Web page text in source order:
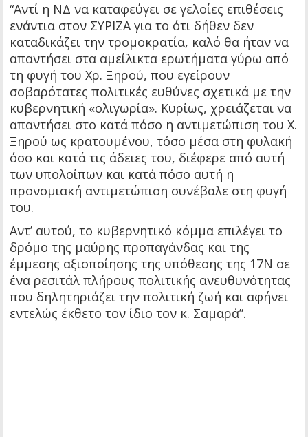
“Αντί η ΝΔ να καταφεύγει σε γελοίες επιθέσεις
ενάντια στον ΣΥΡΙΖΑ για το ότι δήθεν δεν
καταδικάζει την τρομοκρατία, καλό θα ήταν να
απαντήσει στα αμείλικτα ερωτήματα γύρω από
τη φυγή του Χρ. Ξηρού, που εγείρουν
σοβαρότατες πολιτικές ευθύνες σχετικά με την
κυβερνητική «ολιγωρία». Κυρίως, χρειάζεται να
απαντήσει στο κατά πόσο η αντιμετώπιση του Χ.
Ξηρού ως κρατουμένου, τόσο μέσα στη φυλακή
όσο και κατά τις άδειες του, διέφερε από αυτή
των υπολοίπων και κατά πόσο αυτή η
προνομιακή αντιμετώπιση συνέβαλε στη φυγή
του.
Αντ’ αυτού, το κυβερνητικό κόμμα επιλέγει το
δρόμο της μαύρης προπαγάνδας και της
έμμεσης αξιοποίησης της υπόθεσης της 17Ν σε
ένα ρεσιτάλ πλήρους πολιτικής ανευθυνότητας
που δηλητηριάζει την πολιτική ζωή και αφήνει
εντελώς έκθετο τον ίδιο τον κ. Σαμαρά”.